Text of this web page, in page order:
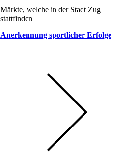
Märkte, welche in der Stadt Zug
stattfinden
Anerkennung sportlicher Erfolge